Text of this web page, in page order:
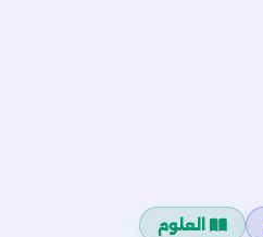
العلوم